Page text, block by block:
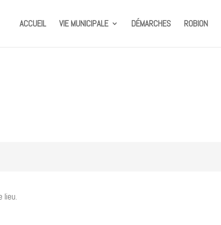
ACCUEIL VIE MUNICIPALE DÉMARCHES ROBION
lieu.